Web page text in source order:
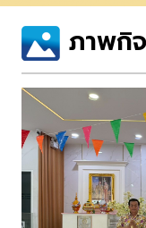
ภาพกิ